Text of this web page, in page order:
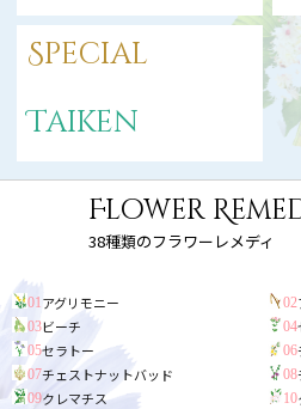
Special
Taiken
Flower
38種類のフラワーレメディ
01 アグリモニー 02
03ビーチ 04
05セラトー 06
07チェストナットバッド 08
09クレマチス 10